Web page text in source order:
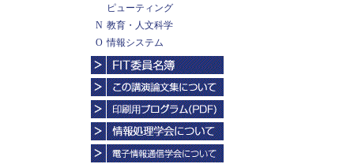
ピューティング
N 教育・人文科学
O 情報システム